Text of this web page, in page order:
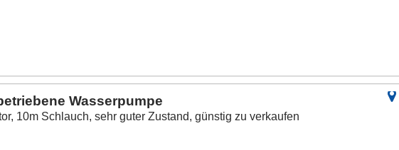
Wasserpumpe
10m Schlauch, sehr guter Zustand, günstig zu verkaufen